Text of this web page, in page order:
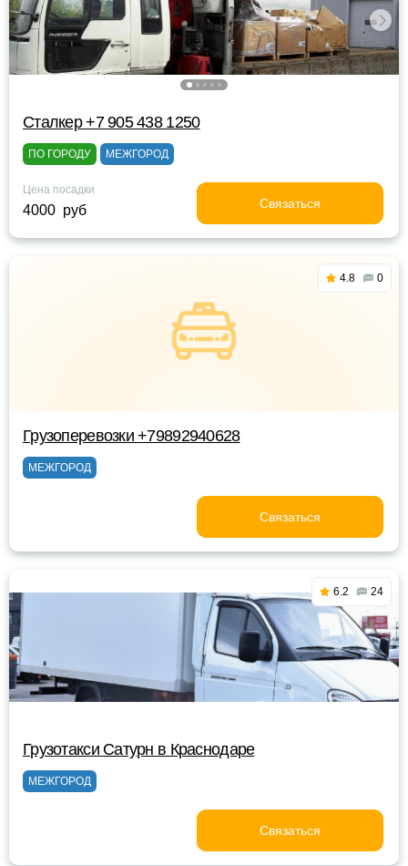
Сталкер +7 905 438 1250
ПО ГОРОДУ МЕЖГОРОД
Цена посадки
4000 руб Связаться
4.8 0
Грузоперевозки +79892940628
МЕЖГОРОД
Связаться
6.2 24
Грузотакси Сатурн в Краснодаре
МЕЖГОРОД
Связаться